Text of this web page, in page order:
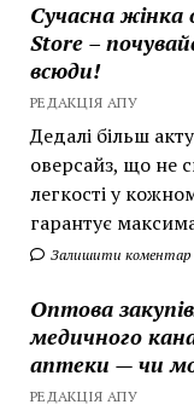
Сучасна жінка
Store –
всюди!
РЕДАКЦІЯ АПУ
Дедалі більш
оверсайз, що не
легкості у
гарантує
Залишити коментар
Оптова
медичного
аптеки — чи
РЕДАКЦІЯ АПУ